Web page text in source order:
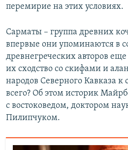
перемирие на этих условиях.
Сарматы – группа древних
впервые они упоминаются в
древнегреческих авторов
их сходство со скифами и
народов Северного Кавказа
всего? Об этом историк
с востоковедом, доктором
Пилипчуком.